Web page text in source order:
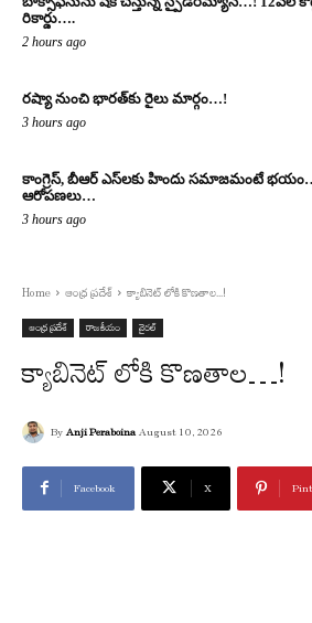
రికార్డు….
2 hours ago
రష్యా నుంచి భారత్‌కు రైలు మార్గం…!
3 hours ago
కాంగ్రెస్‌, బీఆర్ ఎస్‌ల‌కు హిందు స‌మాజ‌మంటే
ఆరోప‌ణ‌లు…
3 hours ago